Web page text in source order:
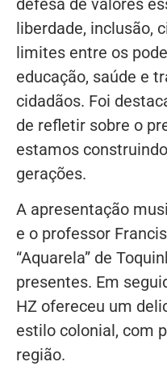
liberdade, inclusão,
limites entre os
educação, saúde e
cidadãos. Foi
de refletir sobre o
estamos
gerações.
A apresentação
e o professor
“Aquarela” de
presentes. Em
HZ ofereceu um
estilo colonial, com
região.